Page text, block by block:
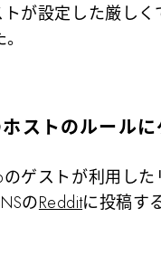
トが設定した厳し
ストのルール
ゲストが利用し
のRedditに投稿す